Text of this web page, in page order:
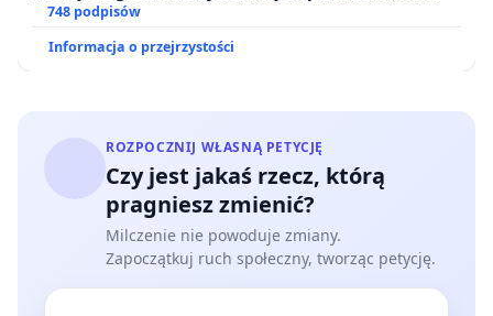
ogrody działkowe.
748 podpisów
Informacja o przejrzystości
ROZPOCZNIJ WŁASNĄ PETYCJĘ
Czy jest jakaś rzecz, którą
pragniesz zmienić?
Milczenie nie powoduje zmiany.
Zapoczątkuj ruch społeczny, tworząc petycję.